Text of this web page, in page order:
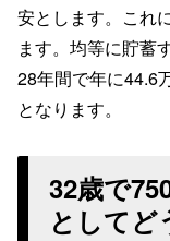
安とします。これ
ます。均等に貯蓄
28年間で年に44.6
となります。
32歳で
としてど